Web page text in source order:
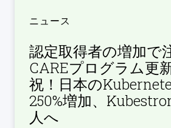
ニュース
認定取得者の増加で
CAREプログラム更
祝！日本の
250%増加、
人へ